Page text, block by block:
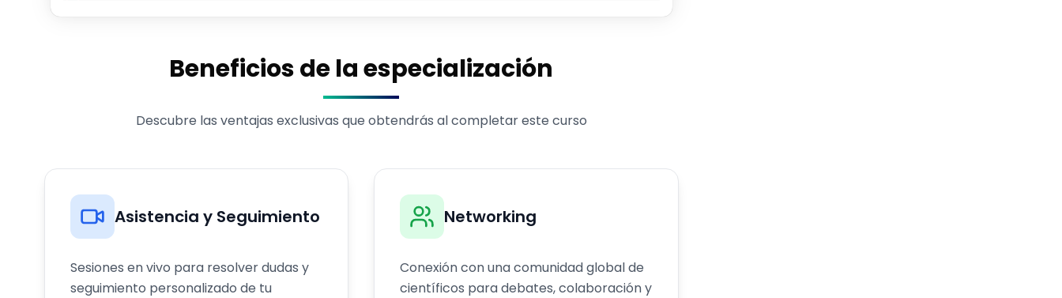
Beneficios de la especialización
Descubre las ventajas exclusivas que obtendrás al completar este curso
Asistencia y Seguimiento
Sesiones en vivo para resolver dudas y
seguimiento personalizado de tu
Networking
Conexión con una comunidad global de
científicos para debates, colaboración y